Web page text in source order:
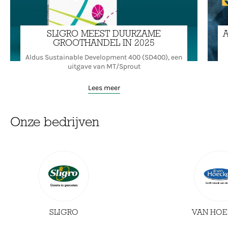
SLIGRO MEEST DUURZAME
GROOTHANDEL IN 2025
Aldus Sustainable Development 400 (SD400), een
uitgave van MT/Sprout
Lees meer
Onze bedrijven
SLIGRO VAN